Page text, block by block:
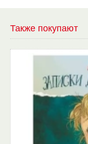
Также покупают